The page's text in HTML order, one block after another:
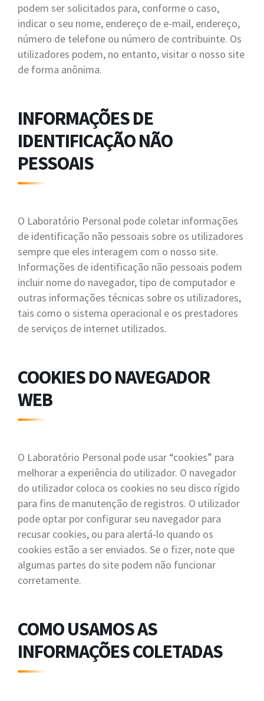
podem ser solicitados para, conforme o caso,
indicar o seu nome, endereço de e-mail, endereço,
número de telefone ou número de contribuinte. Os
utilizadores podem, no entanto, visitar o nosso site
de forma anônima.
INFORMAÇÕES DE
IDENTIFICAÇÃO NÃO
PESSOAIS
O Laboratório Personal pode coletar informações
de identificação não pessoais sobre os utilizadores
sempre que eles interagem com o nosso site.
Informações de identificação não pessoais podem
incluir nome do navegador, tipo de computador e
outras informações técnicas sobre os utilizadores,
tais como o sistema operacional e os prestadores
de serviços de internet utilizados.
COOKIES DO NAVEGADOR
WEB
O Laboratório Personal pode usar “cookies” para
melhorar a experiência do utilizador. O navegador
do utilizador coloca os cookies no seu disco rígido
para fins de manutenção de registros. O utilizador
pode optar por configurar seu navegador para
recusar cookies, ou para alertá-lo quando os
cookies estão a ser enviados. Se o fizer, note que
algumas partes do site podem não funcionar
corretamente.
COMO USAMOS AS
INFORMAÇÕES COLETADAS